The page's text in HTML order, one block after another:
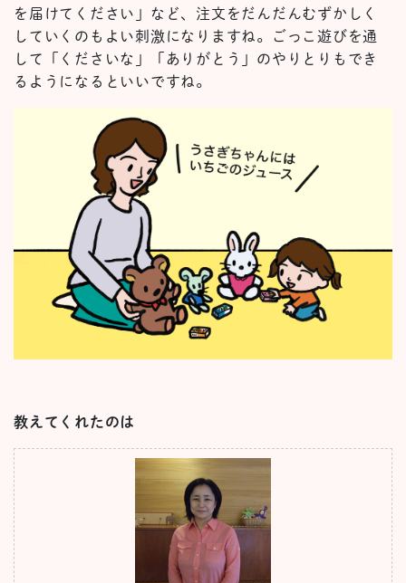
を届けてください」など、注文をだんだんむずかしく
していくのもよい刺激になりますね。ごっこ遊びを通
して「くださいな」「ありがとう」のやりとりもでき
るようになるといいですね。
教えてくれたのは